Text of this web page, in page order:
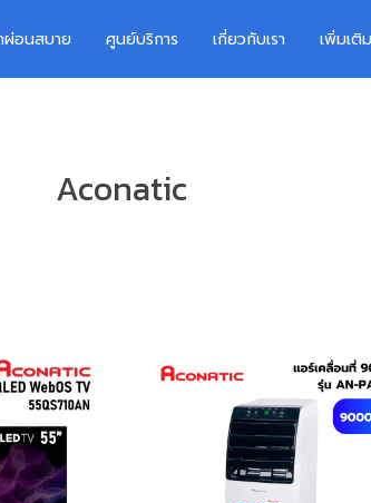
ผ่อนสบาย ศูนย์บริการ เกี่ยวกับเรา เพิ่มเติม
Aconatic